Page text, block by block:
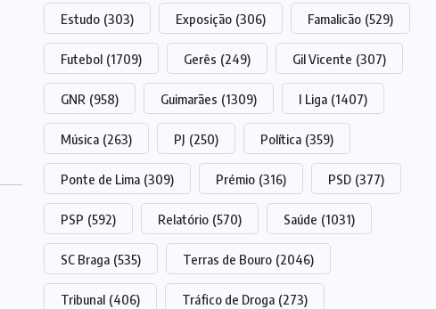
Estudo (303) Exposição (306) Famalicão (529)
Futebol (1709) Gerês (249) Gil Vicente (307)
GNR (958) Guimarães (1309) I Liga (1407)
Música (263) PJ (250) Política (359)
Ponte de Lima (309) Prémio (316) PSD (377)
PSP (592) Relatório (570) Saúde (1031)
SC Braga (535) Terras de Bouro (2046)
Tribunal (406) Tráfico de Droga (273)